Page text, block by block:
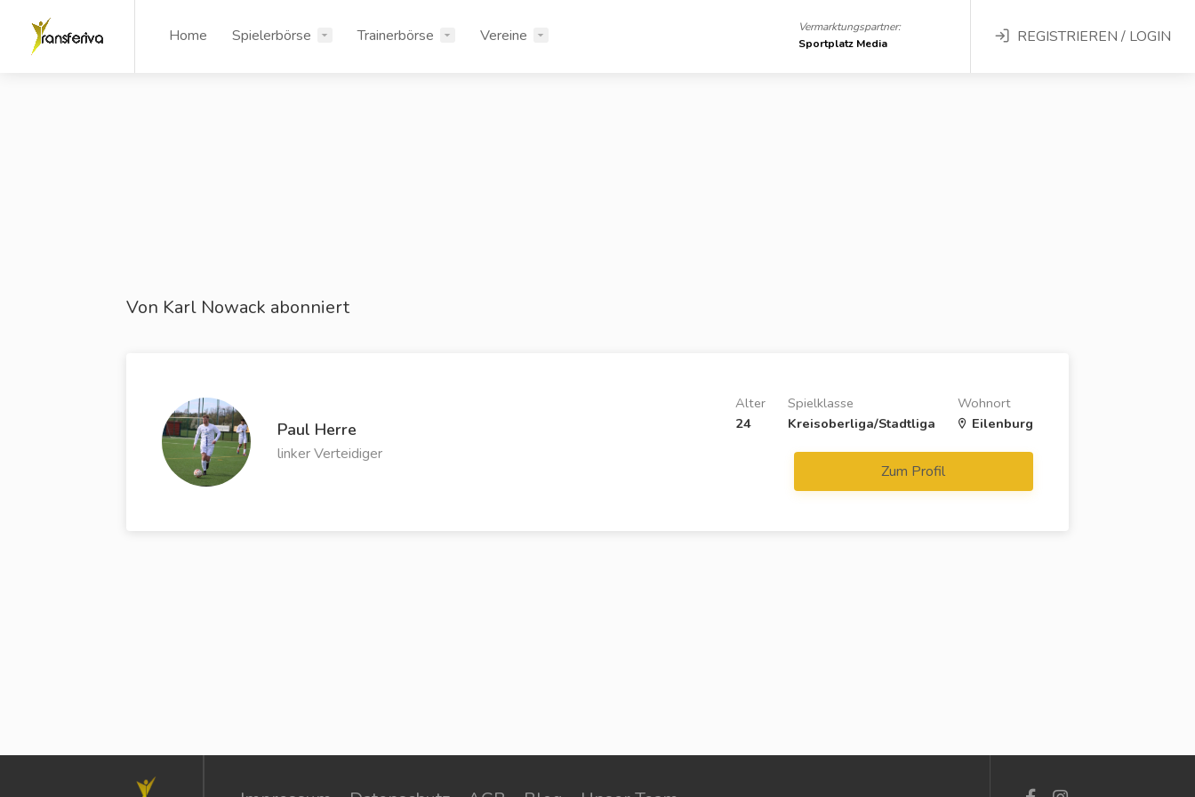
Home Spielerbörse Trainerbörse Vereine
Vermarktungspartner:
Sportplatz Media
REGISTRIEREN / LOGIN
Von Karl Nowack abonniert
Paul Herre
linker Verteidiger
Wohnort
Eilenburg
Spielklasse
Kreisoberliga/Stadtliga
Alter
24
Zum Profil